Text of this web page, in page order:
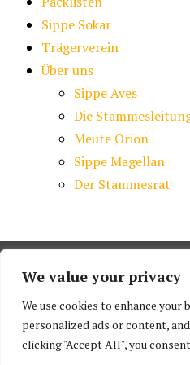
We value your privacy
We use cookies to enhance your
personalized ads or content,
clicking "Accept All", you
Sippe Sokar
Trägerverein
Über uns
Sippe Aves
Die
Meute Orion
Sippe Magellan
Der Stammesrat
Stolz präsentiert